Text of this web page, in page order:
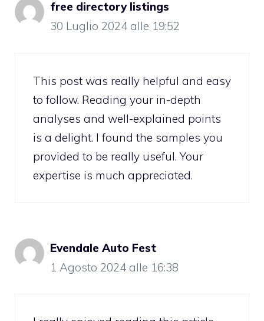
free directory listings
30 Luglio 2024 alle 19:52
This post was really helpful and easy
to follow. Reading your in-depth
analyses and well-explained points
is a delight. I found the samples you
provided to be really useful. Your
expertise is much appreciated.
Evendale Auto Fest
1 Agosto 2024 alle 16:38